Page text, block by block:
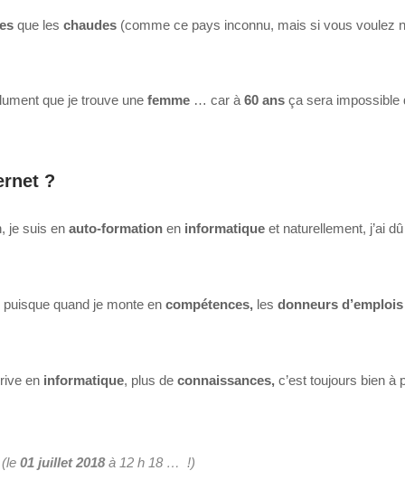
que les chaudes (comme ce pays inconnu, mais si vous voulez
que je trouve une femme … car à 60 ans ça sera impossible
?
je suis en auto-formation en informatique et naturellement, j’ai
puisque quand je monte en compétences, les donneurs d’emplois
en informatique, plus de connaissances, c’est toujours bien à
01 juillet 2018à 12 h 18 … !)